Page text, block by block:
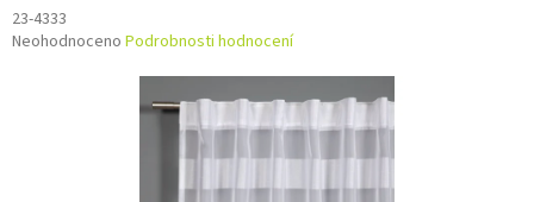
23-4333
Průměrné
Neohodnoceno Podrobnosti hodnocení